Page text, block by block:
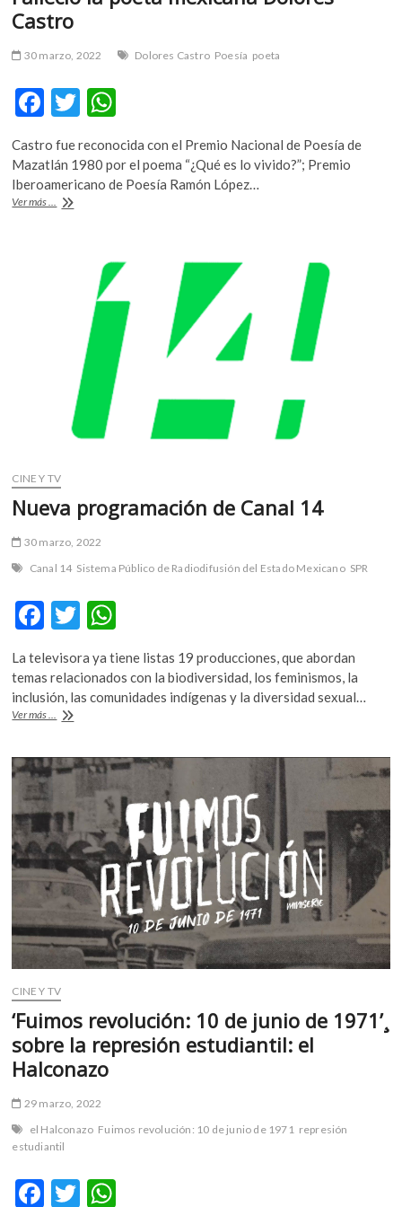
Castro
30 marzo, 2022 Dolores Castro Poesía poeta
F
e
b
o
T
itt
er
at
s
p
Castro fue reconocida con el Premio Nacional de Poesía de
Mazatlán 1980 por el poema “¿Qué es lo vivido?”; Premio
Iberoamericano de Poesía Ramón López…
Ver más ...
Falleció
CINE Y TV
Nueva programación de Canal 14
30 marzo, 2022
Canal 14 Sistema Público de Radiodifusión del Estado Mexicano SPR
F
e
b
o
o
k
T
itt
er
at
s
p
p
La televisora ya tiene listas 19 producciones, que abordan
temas relacionados con la biodiversidad, los feminismos, la
inclusión, las comunidades indígenas y la diversidad sexual…
Ver más ...
Nueva
Canal
14
CINE Y TV
‘Fuimos revolución: 10 de junio de 1971’¸
sobre la represión estudiantil: el
Halconazo
29 marzo, 2022
el Halconazo Fuimos revolución: 10 de junio de 1971 represión
estudiantil
F
T